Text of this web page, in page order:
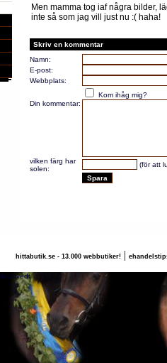
Men mamma tog iaf några bilder,
inte så som jag vill just nu :( haha!
Skriv en kommentar
Namn:
E-post:
Webbplats:
Kom ihåg mig?
Din kommentar:
vilken färg har
solen:
(för att
hittabutik.se - 13.000 webbutiker!|
& Camilla Maurtvedt